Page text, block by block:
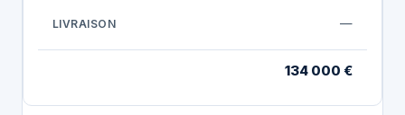
—
134 000 €